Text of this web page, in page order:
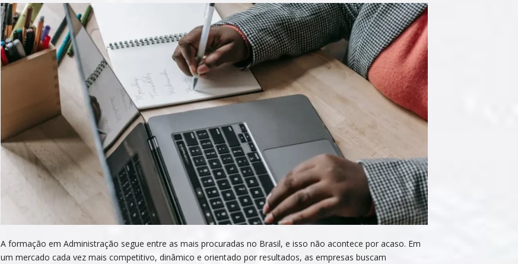
A formação em Administração segue entre as mais procuradas no Brasil, e isso não acontece por acaso. Em
um mercado cada vez mais competitivo, dinâmico e orientado por resultados, as empresas buscam